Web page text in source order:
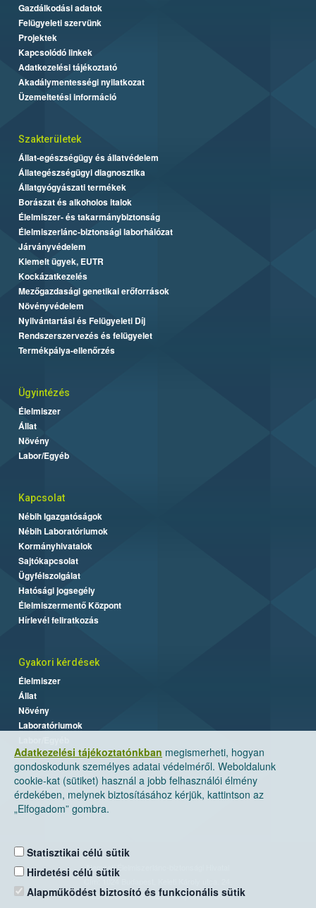
Adatkezelési tájékoztatónkban megismerheti, hogyan
gondoskodunk személyes adatai védelméről. Weboldalunk
cookie-kat (sütiket) használ a jobb felhasználói élmény
érdekében, melynek biztosításához kérjük, kattintson az
„Elfogadom” gombra.
Statisztikai célú sütik
Hirdetési célú sütik
Alapműködést biztosító és funkcionális sütik
Gazdálkodási adatok
Felügyeleti szervünk
Projektek
Kapcsolódó linkek
Adatkezelési tájékoztató
Akadálymentességi nyilatkozat
Üzemeltetési információ
Szakterületek
Állat-egészségügy és állatvédelem
Állategészségügyi diagnosztika
Állatgyógyászati termékek
Borászat és alkoholos italok
Élelmiszer- és takarmánybiztonság
Élelmiszerlánc-biztonsági laborhálózat
Járványvédelem
Kiemelt ügyek, EUTR
Kockázatkezelés
Mezőgazdasági genetikai erőforrások
Növényvédelem
Nyilvántartási és Felügyeleti Díj
Rendszerszervezés és felügyelet
Termékpálya-ellenőrzés
Ügyintézés
Élelmiszer
Állat
Növény
Labor/Egyéb
Kapcsolat
Nébih Igazgatóságok
Nébih Laboratóriumok
Kormányhivatalok
Sajtókapcsolat
Ügyfélszolgálat
Hatósági jogsegély
Élelmiszermentő Központ
Hírlevél feliratkozás
Gyakori kérdések
Élelmiszer
Állat
Növény
Laboratóriumok
Nemzeti Élelmiszerlánc-biztonsági Hivatal
Levelezési cím: 1525 Budapest. Pf. 30.